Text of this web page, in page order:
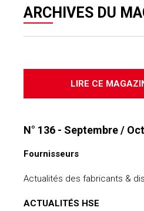
ARCHIVES DU
N° 136 - Septembre /
Fournisseurs
Actualités des fabricants &
ACTUALITÉS HSE
LIRE CE